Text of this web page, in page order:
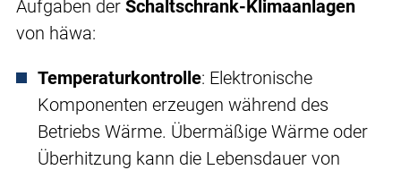
Aufgaben der Schaltschrank-Klimaanlagen
von häwa:
Temperaturkontrolle: Elektronische
Komponenten erzeugen während des
Betriebs Wärme. Übermäßige Wärme oder
Überhitzung kann die Lebensdauer von